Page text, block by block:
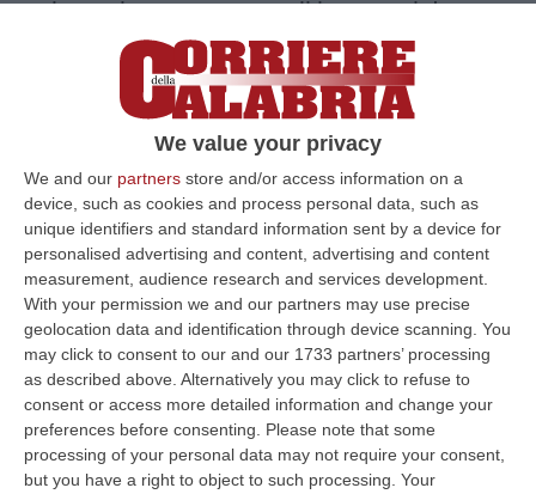
We value your privacy
We and our partners store and/or access information on a
device, such as cookies and process personal data, such as
unique identifiers and standard information sent by a device for
personalised advertising and content, advertising and content
measurement, audience research and services development.
With your permission we and our partners may use precise
geolocation data and identification through device scanning. You
may click to consent to our and our 1733 partners’ processing
as described above. Alternatively you may click to refuse to
consent or access more detailed information and change your
preferences before consenting. Please note that some
processing of your personal data may not require your consent,
but you have a right to object to such processing. Your
valutare le proposte per gli interventi da
attuare nella nuova e delicata fase post
emergenza sanitaria. La riunione, tenuta nel
rispetto delle norme di distanziamento
sociale, ha inevitabilmente risentito di un
clima, sì di incertezza generale, dipeso dal
dramma epidemico attuale, ma al contempo
anche di un grande spirito propositivo. Tutti i
presenti hanno manifestato una completa
condivisione sui temi e sulle proposte
emerse nel corso delle tre ore di intensa
partecipazione, prima fra tutte l’intenzione di
riaprire i bocciodromi nel breve tempo
possibile, alcuni già dal 25 maggio, e